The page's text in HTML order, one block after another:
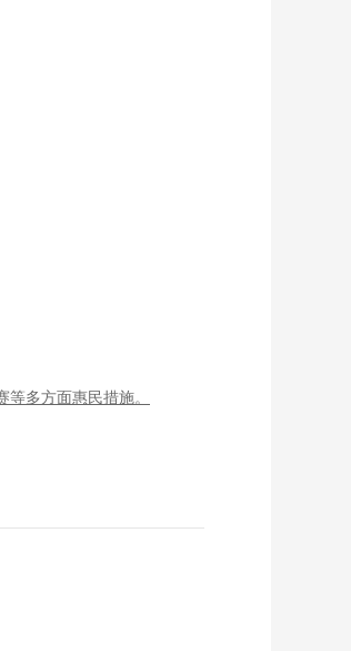
多方面惠民措施。